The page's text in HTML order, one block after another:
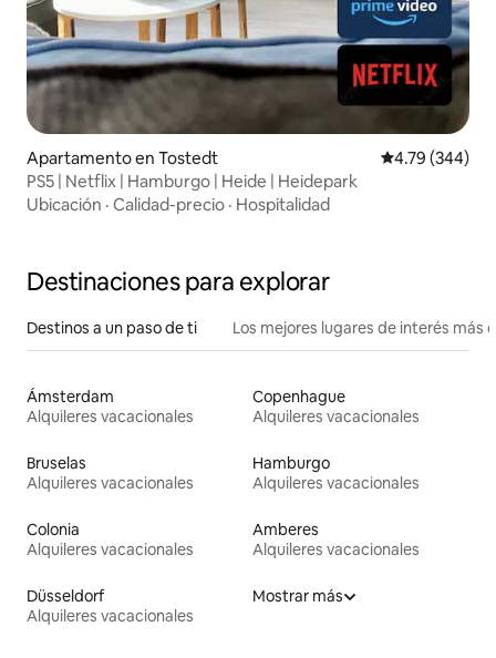
Apartamento en Tostedt Calificación
4.79 (344)
PS5 | Netflix | Hamburgo | Heide | Heidepark
Ubicación · Calidad-precio · Hospitalidad
Destinaciones para explorar
Destinos a un paso de ti Los mejores lugares de interés más
Ámsterdam
Alquileres vacacionales
Copenhague
Alquileres vacacionales
Bruselas
Alquileres vacacionales
Hamburgo
Alquileres vacacionales
Colonia
Alquileres vacacionales
Amberes
Alquileres vacacionales
Düsseldorf
Alquileres vacacionales
Mostrar más